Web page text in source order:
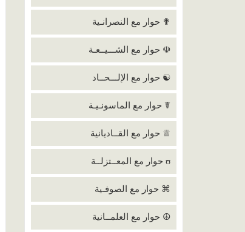
✟ حوار مع النصرانـية
☫ حوار مع الشـــيــعـة
☯ حوار مع الإلـــحــاد
☤ حوار مع الماسونـيـة
♕ حوار مع القــاديانية
ʊ حوار مع المعــتزلــة
⌘ حوار مع الصوفـية
☮ حوار مع العلمــانية